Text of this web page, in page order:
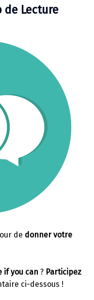
de Lecture
de donner votre
if you can ? Participez
ci-dessous !